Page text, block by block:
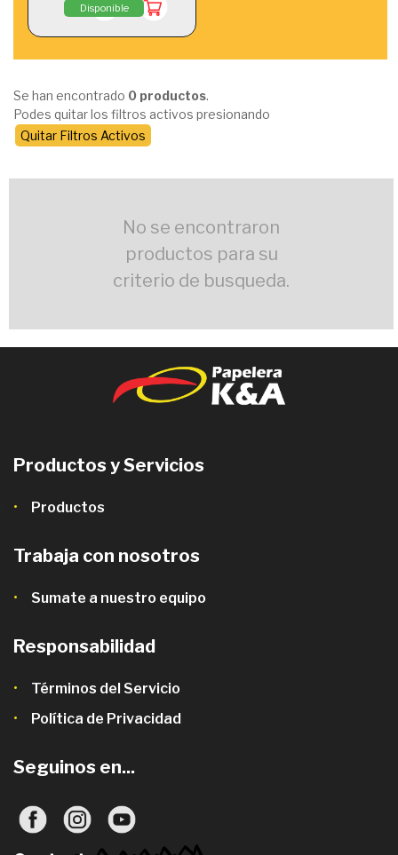
Disponible
Se han encontrado 0 productos.
Podes quitar los filtros activos presionando
Quitar Filtros Activos
No se encontraron
productos para su
criterio de busqueda.
Productos y Servicios
Productos
Trabaja con nosotros
Sumate a nuestro equipo
Responsabilidad
Términos del Servicio
Política de Privacidad
Seguinos en...